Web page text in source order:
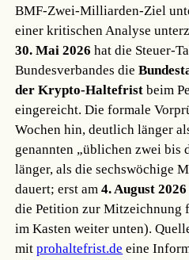
BMF-Zwei-Milliarden-Ziel
einer kritischen Analyse
30. Mai 2026 hat die Steuer-
Bundesverbandes die
der Krypto-Haltefrist beim
eingereicht. Die formale
Wochen hin, deutlich länger
genannten „üblichen zwei bis
länger, als die sechswöchige
dauert; erst am4. August 2026
die Petition zur Mitzeichnung
im Kasten weiter unten).
mitprohaltefrist.de eine